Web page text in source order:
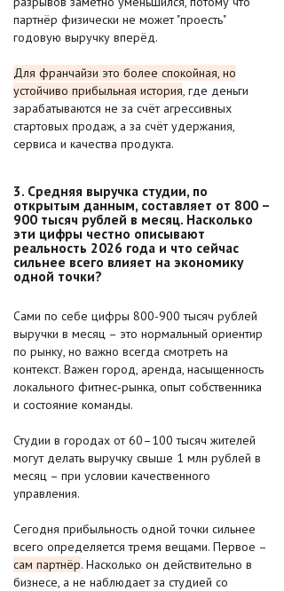
партнёр физически не может "проесть"
годовую выручку вперёд.
Для франчайзи это более спокойная, но
устойчиво прибыльная история, где деньги
зарабатываются не за счёт агрессивных
стартовых продаж, а за счёт удержания,
сервиса и качества продукта.
3. Средняя выручка студии, по
открытым данным, составляет от 800 –
900 тысяч рублей в месяц. Насколько
эти цифры честно описывают
реальность 2026 года и что сейчас
сильнее всего влияет на экономику
одной точки?
Сами по себе цифры 800-900 тысяч рублей
выручки в месяц – это нормальный ориентир
по рынку, но важно всегда смотреть на
контекст. Важен город, аренда, насыщенность
локального фитнес‑рынка, опыт собственника
и состояние команды.
Студии в городах от 60–100 тысяч жителей
могут делать выручку свыше 1 млн рублей в
месяц – при условии качественного
управления.
Сегодня прибыльность одной точки сильнее
всего определяется тремя вещами. Первое –
сам партнёр. Насколько он действительно в
бизнесе, а не наблюдает за студией со